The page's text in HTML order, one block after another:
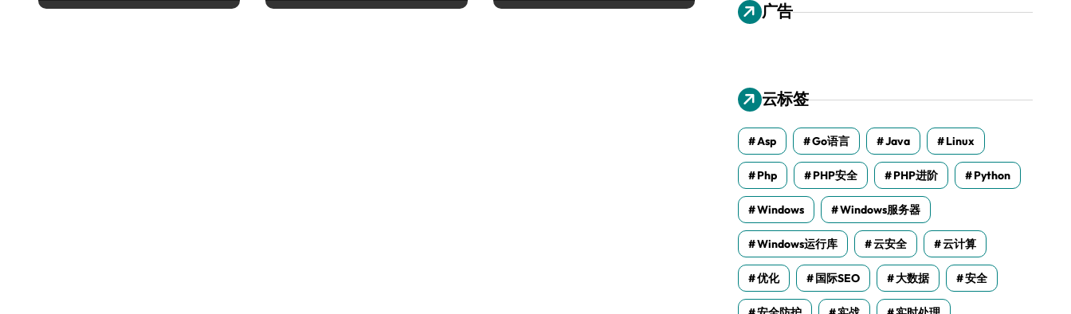
广告
云标签
Asp Go语言 Java Linux
Php PHP安全 PHP进阶 Python
Windows Windows服务器
Windows运行库 云安全 云计算
优化 国际SEO 大数据 安全